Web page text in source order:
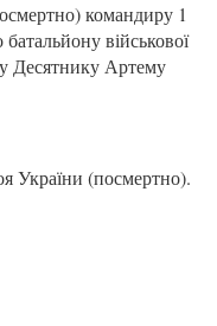
командиру 1
військової
Десятнику Артему
України (посмертно).